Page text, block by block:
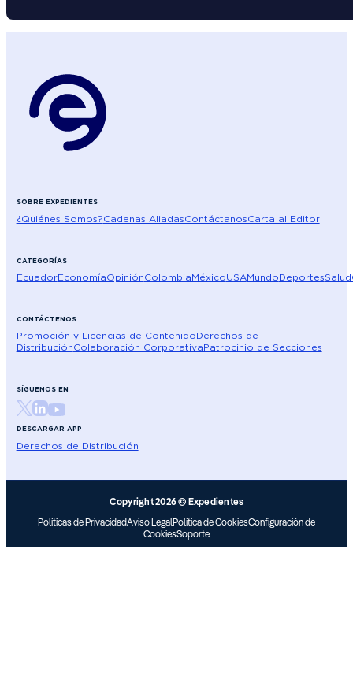
SOBRE EXPEDIENTES
¿Quiénes Somos?Cadenas AliadasContáctanosCarta al Editor
CATEGORÍAS
EcuadorEconomíaOpiniónColombiaMéxicoUSAMundoDeportesSalud
CONTÁCTENOS
Promoción y Licencias de ContenidoDerechos de
DistribuciónColaboración CorporativaPatrocinio de Secciones
SÍGUENOS EN
DESCARGAR APP
Derechos de Distribución
Copyright 2026 © Expedientes
Políticas de PrivacidadAviso LegalPolítica de CookiesConfiguración de
CookiesSoporte